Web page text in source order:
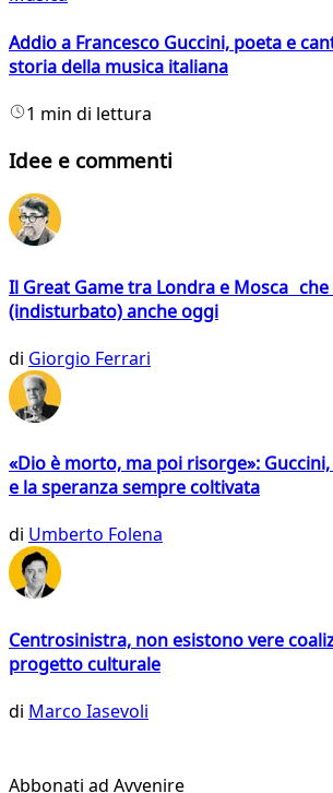
Addio a Francesco Guccini, poeta e
storia della musica italiana
1 min di lettura
Idee e commenti
Il Great Game tra Londra e Mosca
(indisturbato) anche oggi
di Giorgio Ferrari
«Dio è morto, ma poi risorge»:
e la speranza sempre coltivata
di Umberto Folena
Centrosinistra, non esistono vere
progetto culturale
di Marco Iasevoli
Abbonati ad Avvenire